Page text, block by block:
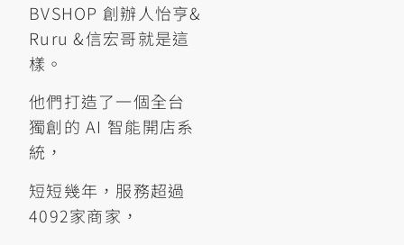
BVSHOP 創辦人怡亨&
Ruru &信宏哥就是這
樣。
他們打造了一個全台
獨創的 AI 智能開店系
統，
短短幾年，服務超過
4092家商家，